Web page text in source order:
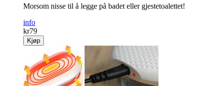
Morsom nisse til å legge på badet eller gjestetoalettet!
info
kr79
Kjøp